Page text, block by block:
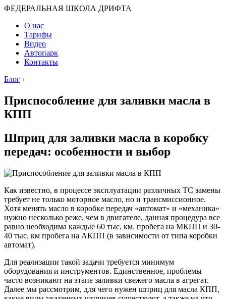
ФЕДЕРАЛЬНАЯ ШКОЛА ДРИФТА
О нас
Тарифы
Видео
Автопарк
Контакты
Блог ›
Приспособление для заливки масла в
КПП
Шприц для заливки масла в коробку
передач: особенности и выбор
Как известно, в процессе эксплуатации различных ТС замены
требует не только моторное масло, но и трансмиссионное.
Хотя менять масло в коробке передач «автомат» и «механика»
нужно несколько реже, чем в двигателе, данная процедура все
равно необходима каждые 60 тыс. км. пробега на МКПП и 30-
40 тыс. км пробега на АКПП (в зависимости от типа коробки
автомат).
Для реализации такой задачи требуется минимум
оборудования и инструментов. Единственное, проблемы
часто возникают на этапе заливки свежего масла в агрегат.
Далее мы рассмотрим, для чего нужен шприц для масла КПП,